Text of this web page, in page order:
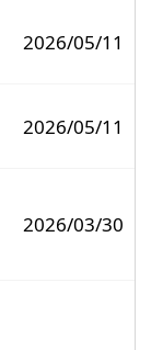
2026/05/11
2026/05/11
2026/03/30